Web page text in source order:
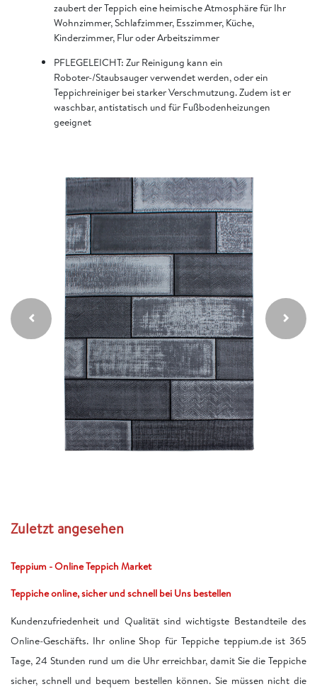
zaubert der Teppich eine heimische Atmosphäre für Ihr
Wohnzimmer, Schlafzimmer, Esszimmer, Küche,
Kinderzimmer, Flur oder Arbeitszimmer
PFLEGELEICHT: Zur Reinigung kann ein
Roboter-/Staubsauger verwendet werden, oder ein
Teppichreiniger bei starker Verschmutzung. Zudem ist er
waschbar, antistatisch und für Fußbodenheizungen
geeignet
Zuletzt angesehen
Teppium - Online Teppich Market
Teppiche online, sicher und schnell bei Uns bestellen
Kundenzufriedenheit und Qualität sind wichtigste Bestandteile des
Online-Geschäfts. Ihr online Shop für Teppiche teppium.de ist 365
Tage, 24 Stunden rund um die Uhr erreichbar, damit Sie die Teppiche
sicher, schnell und bequem bestellen können. Sie müssen nicht die